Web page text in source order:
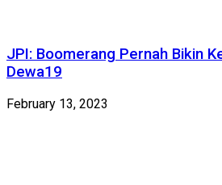
JPI: Boomerang Pernah Bikin
Dewa19
February 13, 2023